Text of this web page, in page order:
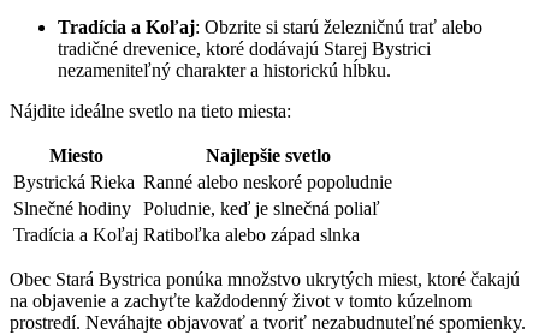
Tradícia a Koľaj: Obzrite si starú železničnú trať alebo
tradičné drevenice, ktoré dodávajú Starej Bystrici
nezameniteľný charakter a historickú hĺbku.
Nájdite ideálne svetlo na tieto miesta:
Miesto
Najlepšie svetlo
Bystrická Rieka Ranné alebo neskoré popoludnie
Slnečné hodiny Poludnie, keď je slnečná poliaľ
Tradícia a Koľaj Ratiboľka alebo západ slnka
Obec Stará Bystrica ponúka množstvo ukrytých miest, ktoré čakajú
na objavenie a zachyťte každodenný život v tomto kúzelnom
prostredí. Neváhajte objavovať a tvoriť nezabudnuteľné spomienky.